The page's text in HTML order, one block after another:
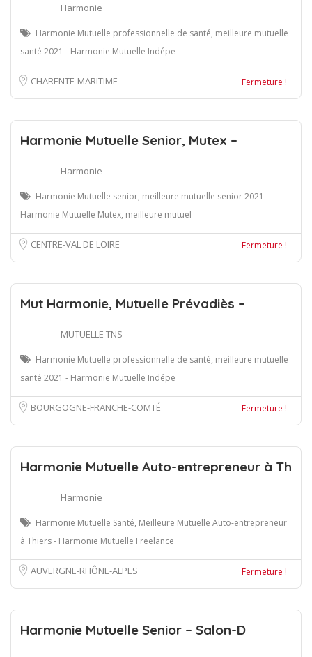
Harmonie
Harmonie Mutuelle professionnelle de santé, meilleure mutuelle
santé 2021 - Harmonie Mutuelle Indépe
CHARENTE-MARITIME Fermeture !
Harmonie Mutuelle Senior, Mutex –
Harmonie
Harmonie Mutuelle senior, meilleure mutuelle senior 2021 -
Harmonie Mutuelle Mutex, meilleure mutuel
CENTRE-VAL DE LOIRE Fermeture !
Mut Harmonie, Mutuelle Prévadiès –
MUTUELLE TNS
Harmonie Mutuelle professionnelle de santé, meilleure mutuelle
santé 2021 - Harmonie Mutuelle Indépe
BOURGOGNE-FRANCHE-COMTÉ Fermeture !
Harmonie Mutuelle Auto-entrepreneur à Th
Harmonie
Harmonie Mutuelle Santé, Meilleure Mutuelle Auto-entrepreneur
à Thiers - Harmonie Mutuelle Freelance
AUVERGNE-RHÔNE-ALPES Fermeture !
Harmonie Mutuelle Senior – Salon-D